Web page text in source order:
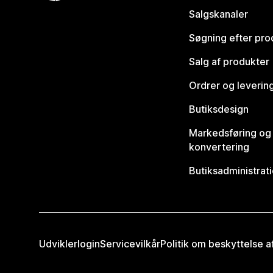
Salgskanaler
Søgning efter
Salg af produkter
Ordrer og
Butiksdesign
Markedsføring og
konvertering
UdviklerloginServicevilkårPolitik om beskyttelse